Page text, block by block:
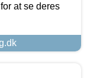
at se deres